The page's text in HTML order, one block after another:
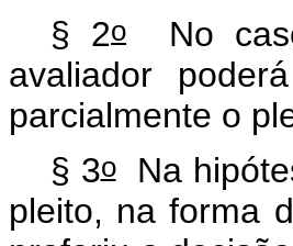
§ 2o
No
avaliador
parcialmente o
§ 3oNa
pleito, na forma